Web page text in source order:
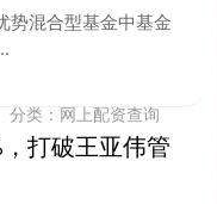
势混合型基金中基金
分类： 网上配资查询
打破王亚伟管